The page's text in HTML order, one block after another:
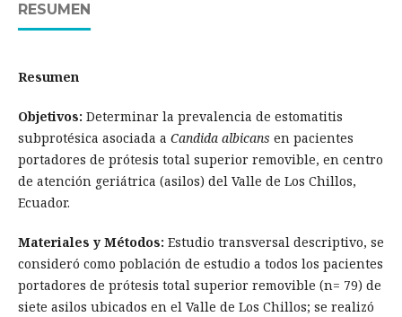
RESUMEN
Resumen
Objetivos: Determinar la prevalencia de estomatitis
subprotésica asociada a Candida albicans en pacientes
portadores de prótesis total superior removible, en centro
de atención geriátrica (asilos) del Valle de Los Chillos,
Ecuador.
Materiales y Métodos: Estudio transversal descriptivo, se
consideró como población de estudio a todos los pacientes
portadores de prótesis total superior removible (n= 79) de
siete asilos ubicados en el Valle de Los Chillos; se realizó